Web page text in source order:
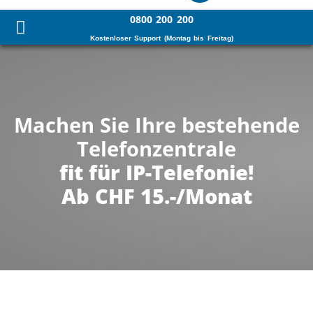
0800 200 200
Kostenloser Support (Montag bis Freitag)
Machen Sie Ihre bestehende
Telefonzentrale
fit für IP-Telefonie!
Ab CHF 15.-/Monat